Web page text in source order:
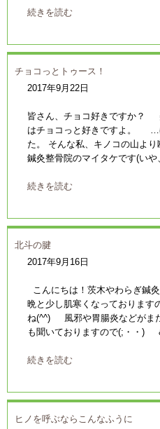
続きを読む
チョコっとトゥース！
2017年9月22日
皆さん、チョコ好きですか
はチョコっと好きですよ。 …
た。 そんな私、キノコの山よ
鍼灸整骨院のマイタケです(い
続きを読む
北斗の腱
2017年9月16日
こんにちは！茨木やわらぎ
晩と少し肌寒くなっております
ね(^^) 風邪や胃腸炎などがま
も聞いておりますので(;・・)
続きを読む
ヒノを呼ぶならこんなふうに